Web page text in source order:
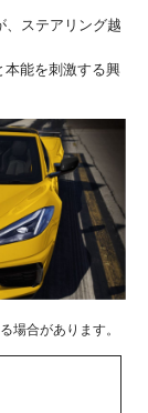
、ステアリング越
能を刺激する興
場合があります。